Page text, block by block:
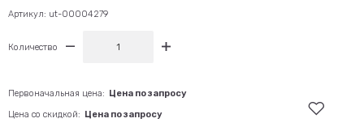
Артикул: ut-00004279
Количество
Первоначальная цена: Цена по запросу
Цена со скидкой: Цена по запросу